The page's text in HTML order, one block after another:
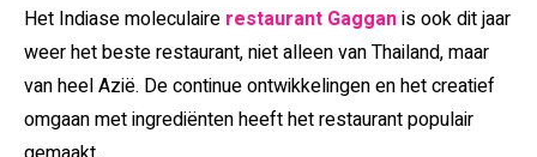
Het Indiase moleculaire restaurant Gagganis ook dit jaar
weer het beste restaurant, niet alleen van Thailand, maar
van heel Azië. De continue ontwikkelingen en het creatief
omgaan met ingrediënten heeft het restaurant populair